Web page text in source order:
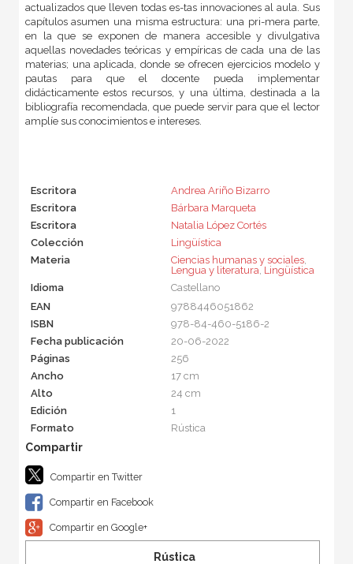
actualizados que lleven todas es-tas innovaciones al aula. Sus
capítulos asumen una misma estructura: una pri-mera parte,
en la que se exponen de manera accesible y divulgativa
aquellas novedades teóricas y empíricas de cada una de las
materias; una aplicada, donde se ofrecen ejercicios modelo y
pautas para que el docente pueda implementar
didácticamente estos recursos, y una última, destinada a la
bibliografía recomendada, que puede servir para que el lector
amplíe sus conocimientos e intereses.
Escritora
Andrea Ariño Bizarro
Escritora
Bárbara Marqueta
Escritora
Natalia López Cortés
Colección
Lingüística
Materia
Ciencias humanas y sociales,
Lengua y literatura Lingüística
Idioma
Castellano
EAN
9788446051862
ISBN
978-84-460-5186-2
Fecha publicación
20-06-2022
Páginas
256
Ancho
17 cm
Alto
24 cm
Edición
1
Formato
Rústica
Compartir en Twitter
Compartir en Facebook
Compartir en Google+
Rústica